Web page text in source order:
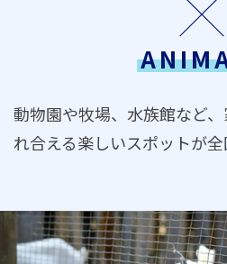
動物園や牧場、水族館など
れ合える楽しいスポットが全